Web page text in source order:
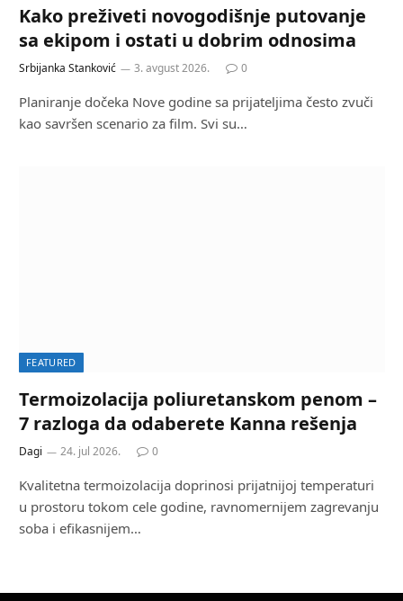
Kako preživeti novogodišnje putovanje
sa ekipom i ostati u dobrim odnosima
Srbijanka Stanković 3. avgust 2026. 0
Planiranje dočeka Nove godine sa prijateljima često zvuči
kao savršen scenario za film. Svi su…
FEATURED
Termoizolacija poliuretanskom penom –
7 razloga da odaberete Kanna rešenja
Dagi 24. jul 2026. 0
Kvalitetna termoizolacija doprinosi prijatnijoj temperaturi
u prostoru tokom cele godine, ravnomernijem zagrevanju
soba i efikasnijem…